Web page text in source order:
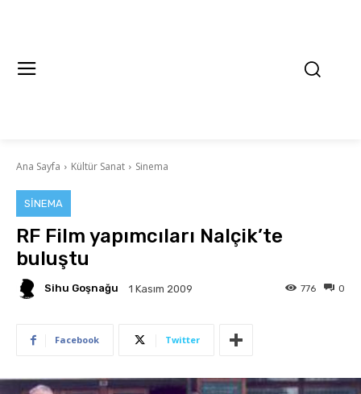
Ana Sayfa Kültür Sanat Sinema
SINEMA
RF Film yapımcıları Nalçik’te
buluştu
Sihu Goşnağu 1 Kasım 2009 0
776
Facebook Twitter